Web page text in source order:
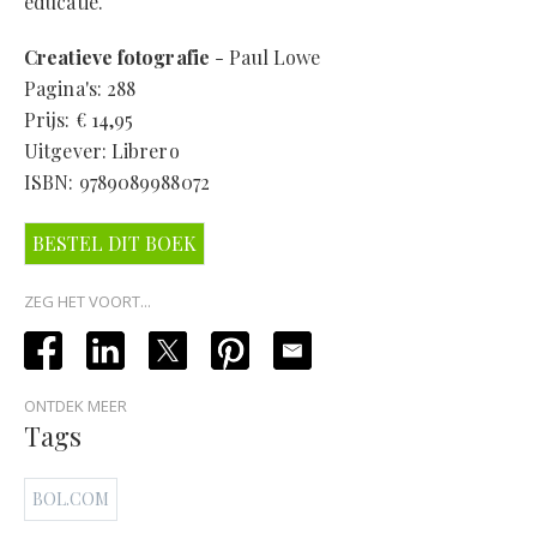
Creatieve fotografie - Paul Lowe
Pagina's: 288
Prijs: € 14,95
Uitgever: Librero
ISBN: 9789089988072
BESTEL DIT BOEK
ZEG HET VOORT...
ONTDEK MEER
Tags
BOL.COM